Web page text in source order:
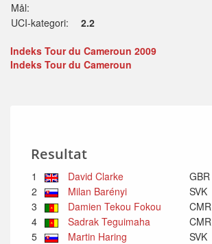
Mål:
UCI-kategori:
2.2
Indeks Tour du Cameroun 2009
Indeks Tour du Cameroun
Resultat
1 David Clarke GBR
2
Milan Barényi SVK
3
Damien Tekou Fokou CMR
4
Sadrak Teguimaha CMR
5
Martin Haring SVK